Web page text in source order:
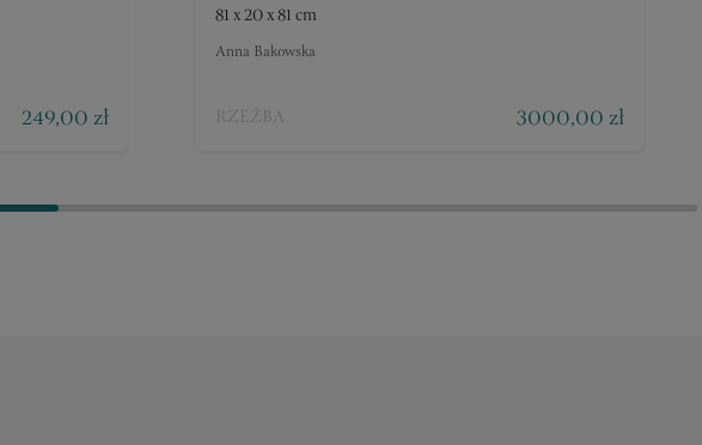
249,00 zł
81 x 20 x 81 cm
Anna Bakowska
RZEŹBA 3000,00 zł